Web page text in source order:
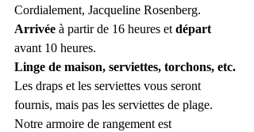
Cordialement, Jacqueline Rosenberg.
Arrivée à partir de 16 heures et départ
avant 10 heures.
Linge de maison, serviettes, torchons, etc.
Les draps et les serviettes vous seront
fournis, mais pas les serviettes de plage.
Notre armoire de rangement est